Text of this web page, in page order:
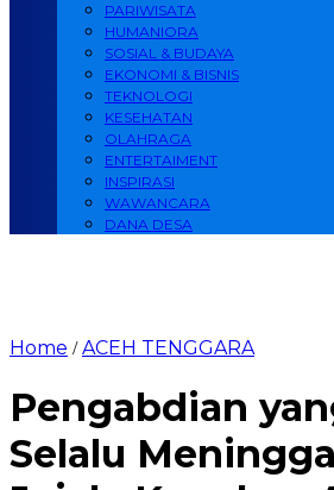
PARIWISATA
HUMANIORA
SOSIAL & BUDAYA
EKONOMI & BISNIS
TEKNOLOGI
KESEHATAN
OLAHRAGA
ENTERTAIMENT
INSPIRASI
WAWANCARA
DANA DESA
Home /ACEH TENGGARA
Pengabdian
Selalu